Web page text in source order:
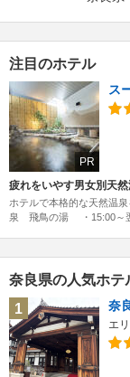
注目のホテル
PR
ス
疲れをいやす男女別天然
ホテルで本格的な天然温
泉 飛鳥の湯 ・15:00～翌
奈良県の人気ホテ
1
奈
エ